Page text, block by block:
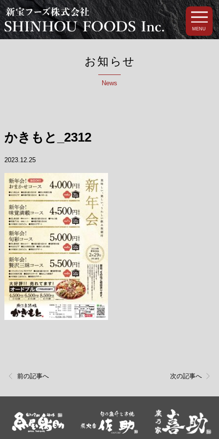
MENU
お知らせ
News
かきもと_2312
2023.12.25
前の記事へ 次の記事へ